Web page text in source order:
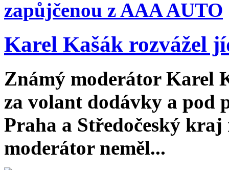
Karel Kašák rozvážel
Známý moderátor Karel
za volant dodávky a pod
Praha a Středočeský
moderátor neměl...